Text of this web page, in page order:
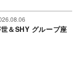
＆SHY グループ座